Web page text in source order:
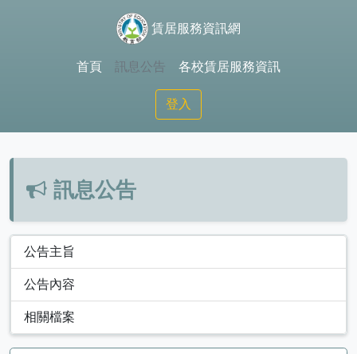
賃居服務資訊網
首頁 訊息公告 各校賃居服務資訊
登入
訊息公告
公告主旨
公告內容
相關檔案